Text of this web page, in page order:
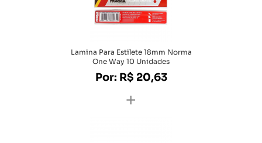
Lamina Para Estilete 18mm Norma
One Way 10 Unidades
Por: R$ 20,63
+